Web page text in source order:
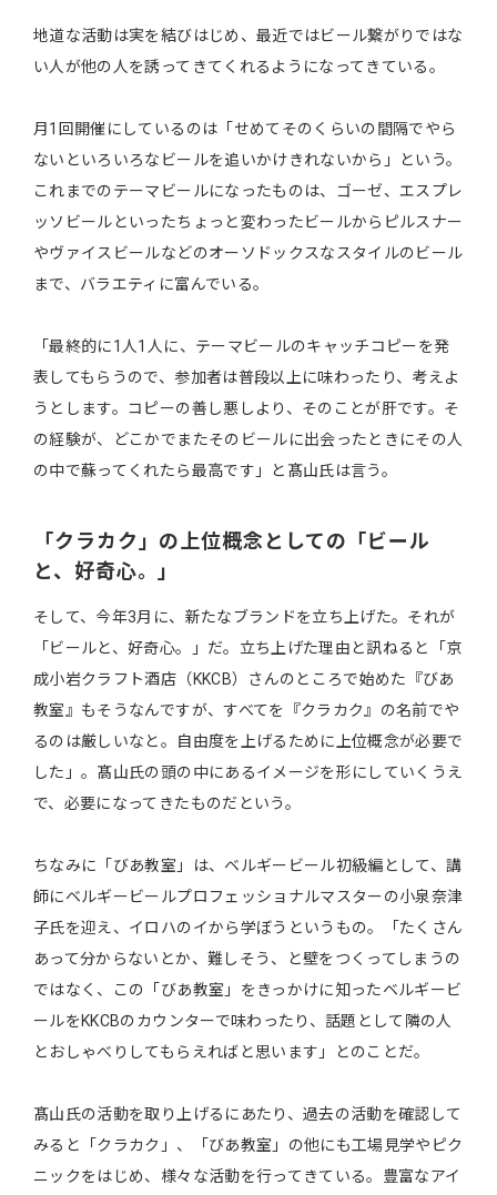
地道な活動は実を結びはじめ、最近ではビール繋がりではな
い人が他の人を誘ってきてくれるようになってきている。
月1回開催にしているのは「せめてそのくらいの間隔でやら
ないといろいろなビールを追いかけきれないから」という。
これまでのテーマビールになったものは、ゴーゼ、エスプレ
ッソビールといったちょっと変わったビールからピルスナー
やヴァイスビールなどのオーソドックスなスタイルのビール
まで、バラエティに富んでいる。
「最終的に1人1人に、テーマビールのキャッチコピーを発
表してもらうので、参加者は普段以上に味わったり、考えよ
うとします。コピーの善し悪しより、そのことが肝です。そ
の経験が、どこかでまたそのビールに出会ったときにその人
の中で蘇ってくれたら最高です」と髙山氏は言う。
「クラカク」の上位概念としての「ビール
と、好奇心。」
そして、今年3月に、新たなブランドを立ち上げた。それが
「ビールと、好奇心。」だ。立ち上げた理由と訊ねると「京
成小岩クラフト酒店（KKCB）さんのところで始めた『びあ
教室』もそうなんですが、すべてを『クラカク』の名前でや
るのは厳しいなと。自由度を上げるために上位概念が必要で
した」。髙山氏の頭の中にあるイメージを形にしていくうえ
で、必要になってきたものだという。
ちなみに「びあ教室」は、ベルギービール初級編として、講
師にベルギービールプロフェッショナルマスターの小泉奈津
子氏を迎え、イロハのイから学ぼうというもの。「たくさん
あって分からないとか、難しそう、と壁をつくってしまうの
ではなく、この「びあ教室」をきっかけに知ったベルギービ
ールをKKCBのカウンターで味わったり、話題として隣の人
とおしゃべりしてもらえればと思います」とのことだ。
髙山氏の活動を取り上げるにあたり、過去の活動を確認して
みると「クラカク」、「びあ教室」の他にも工場見学やピク
ニックをはじめ、様々な活動を行ってきている。豊富なアイ